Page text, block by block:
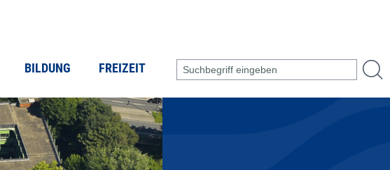
BILDUNG FREIZEIT